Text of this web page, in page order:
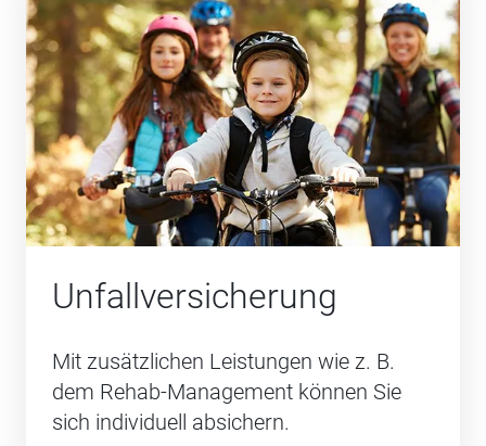
Unfall­versicherung
Mit zusätzlichen Leistungen wie z. B.
dem Rehab-Management können Sie
sich individuell absichern.